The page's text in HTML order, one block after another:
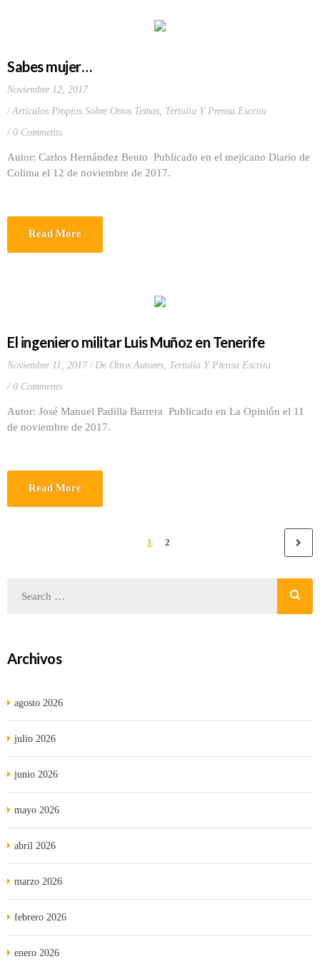
Sabes mujer…
Noviembre 12, 2017
Artículos Propios Sobre Otros Temas, Tertulia Y Prensa Escrita
0 Comments
Autor: Carlos Hernández Bento Publicado en el mejicano Diario de
Colima el 12 de noviembre de 2017.
Read More
El ingeniero militar Luis Muñoz en Tenerife
Noviembre 11, 2017 De Otros Autores, Tertulia Y Prensa Escrita
0 Comments
Autor: José Manuel Padilla Barrera Publicado en La Opinión el 11
de noviembre de 2017.
Read More
1 2
Archivos
agosto 2026
julio 2026
junio 2026
mayo 2026
abril 2026
marzo 2026
febrero 2026
enero 2026